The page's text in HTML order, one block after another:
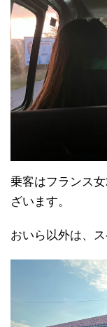
乗客はフランス
ざいます。
おいら以外は、